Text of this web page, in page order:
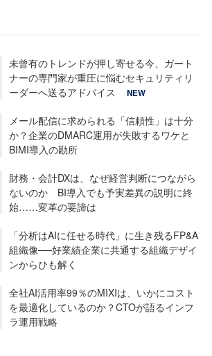
未曾有のトレンドが押し寄せる今、ガート
ナーの専門家が重圧に悩むセキュリティリ
ーダーへ送るアドバイス
NEW
メール配信に求められる「信頼性」は十分
か？企業のDMARC運用が失敗するワケと
BIMI導入の勘所
財務・会計DXは、なぜ経営判断につながら
ないのか BI導入でも予実差異の説明に終
始……変革の要諦は
「分析はAIに任せる時代」に生き残るFP&A
組織像──好業績企業に共通する組織デザイ
ンからひも解く
全社AI活用率99％のMIXIは、いかにコスト
を最適化しているのか？CTOが語るインフ
ラ運用戦略